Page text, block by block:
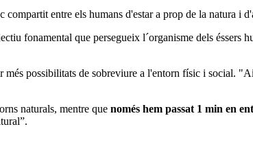
entre els humans d'estar a prop de la natura i
fonamental que persegueix l´organisme dels éssers
més possibilitats de sobreviure a l'entorn físic i social.
naturals, mentre que només hem passat 1 min en